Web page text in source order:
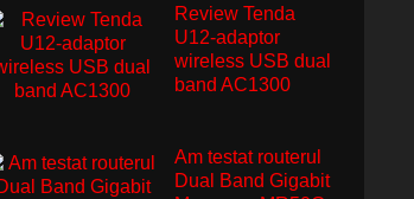
Review Tenda
U12-adaptor
wireless USB dual
band AC1300
Am testat routerul
Dual Band Gigabit